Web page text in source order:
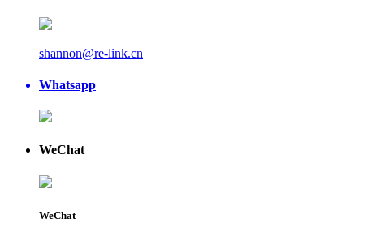
shannon@re-link.cn
Whatsapp
WeChat
WeChat